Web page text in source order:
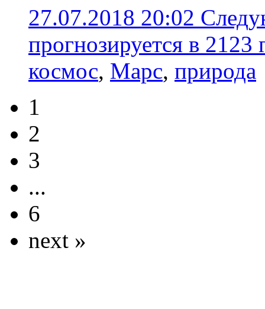
27.07.2018 20:02
прогнозируется в 2123
космос, Марс, природа
1
2
3
...
6
next »